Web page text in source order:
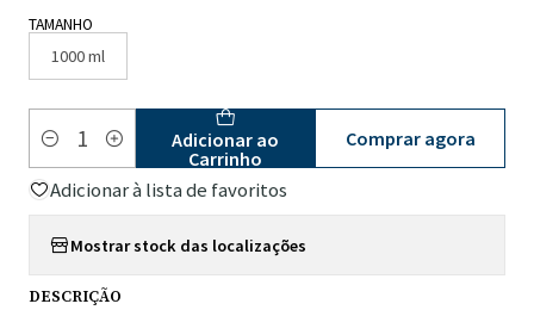
TAMANHO
1000 ml
Quantidade
Adicionar ao
Carrinho
Comprar agora
Adicionar à lista de favoritos
Mostrar stock das localizações
DESCRIÇÃO